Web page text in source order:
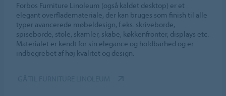
Forbos Furniture Linoleum (også kaldet desktop) er et
elegant overflademateriale, der kan bruges som finish til alle
typer avancerede møbeldesign, f.eks. skriveborde,
spiseborde, stole, skamler, skabe, køkkenfronter, displays etc.
Materialet er kendt for sin elegance og holdbarhed og er
indbegrebet af høj kvalitet og design.